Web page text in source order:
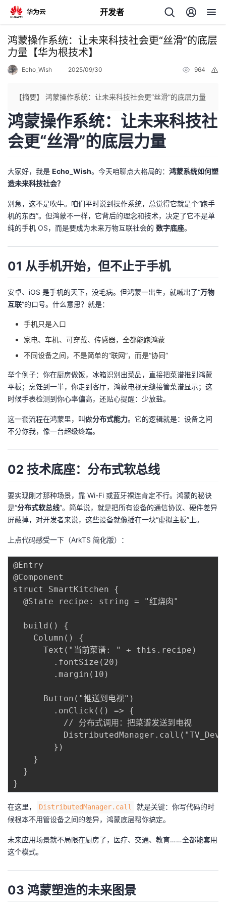
开发者
返
回
个
人
主
我
的
发
者
我
的
客
我
论
的
子
我
直
播
的
活
我
的
注
我
开
发
者
学
堂
我
的
我
支
持
我
的
我
鸿蒙操作系统：让未来科技社会更“丝滑”的底层
力量【华为根技术】
Echo_Wish 2025/09/30 964
【摘要】 鸿蒙操作系统：让未来科技社会更“丝滑”的底层力量
鸿蒙操作系统：让未来科技社
会更“丝滑”的底层力量
大家好，我是 Echo_Wish。今天咱聊点大格局的： 鸿蒙系统如何塑
造未来科技社会？
别急，这不是吹牛。咱们平时说到操作系统，总觉得它就是个“跑手
机的东西”。但鸿蒙不一样，它背后的理念和技术，决定了它不是单
纯的手机 OS，而是要成为未来万物互联社会的 数字底座。
01 从手机开始，但不止于手机
安卓、iOS 是手机的天下，没毛病。但鸿蒙一出生，就喊出了“万物
互联”的口号。什么意思？就是：
手机只是入口
家电、车机、可穿戴、传感器，全都能跑鸿蒙
不同设备之间，不是简单的“联网”，而是“协同”
举个例子：你在厨房做饭，冰箱识别出菜品，直接把菜谱推到鸿蒙
平板；烹饪到一半，你走到客厅，鸿蒙电视无缝接管菜谱显示；这
时候手表检测到你心率偏高，还贴心提醒：少放盐。
这一套流程在鸿蒙里，叫做分布式能力。它的逻辑就是：设备之间
不分你我，像一台超级终端。
02 技术底座：分布式软总线
要实现刚才那种场景，靠 Wi-Fi 或蓝牙裸连肯定不行。鸿蒙的秘诀
是“分布式软总线”。简单说，就是把所有设备的通信协议、硬件差异
屏蔽掉，对开发者来说，这些设备就像插在一块“虚拟主板”上。
上点代码感受一下（ArkTS 简化版）：
@Entry
@Component
struct SmartKitchen {
  @State recipe: string = "红烧肉"
  build() {
    Column() {
      Text("当前菜谱: " + this.recipe)
        .fontSize(20)
        .margin(10)
      Button("推送到电视")
        .onClick(() => {
          // 分布式调用：把菜谱发送到电视
        })
    }
  }
在这里， DistributedManager.call
就是关键：你写代码的时
候根本不用管设备之间的差异，鸿蒙底层帮你搞定。
未来应用场景就不局限在厨房了，医疗、交通、教育……全都能套用
这个模式。
03 鸿蒙塑造的未来图景